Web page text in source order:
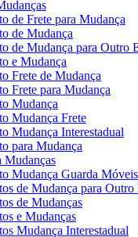
de Frete para Mudança
de Mudança
de Mudança para Outro
e Mudança
Frete de Mudança
Frete para Mudança
Mudança
Mudança Frete
Mudança Interestadual
para Mudança
Mudanças
Mudança Guarda Móveis
de Mudança para Outro
de Mudanças
e Mudanças
Mudança Interestadual